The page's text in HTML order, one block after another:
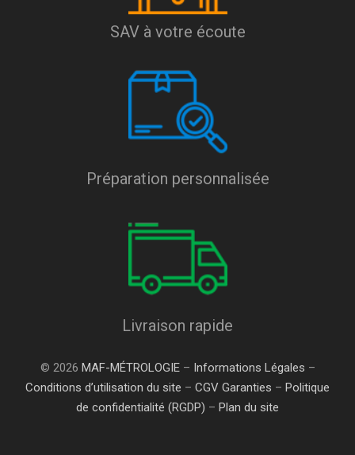
SAV à votre écoute
Préparation personnalisée
Livraison rapide
© 2026 MAF-MÉTROLOGIE– Informations Légales –
Conditions d’utilisation du site – CGV Garanties – Politique
de confidentialité (RGDP) – Plan du site